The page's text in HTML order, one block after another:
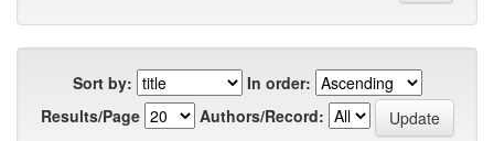
Sort by:
In order:
Results/Page
Authors/Record: